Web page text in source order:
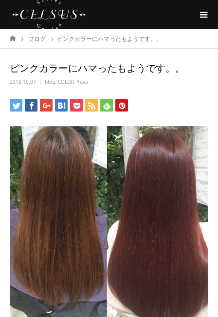
ブログ ピンクカラーにハマったもようです。。
ピンクカラーにハマったもようです。。
2015.10.07 blog, COLOR, Yuya